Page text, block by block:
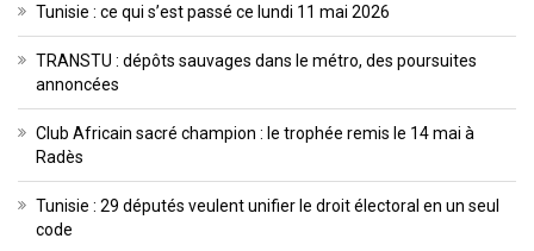
Tunisie : ce qui s’est passé ce lundi 11 mai 2026
TRANSTU : dépôts sauvages dans le métro, des poursuites
annoncées
Club Africain sacré champion : le trophée remis le 14 mai à
Radès
Tunisie : 29 députés veulent unifier le droit électoral en un seul
code